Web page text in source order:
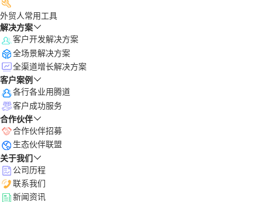
外贸人常用工具
解决方案
客户开发解决方案
全场景解决方案
全渠道增长解决方案
客户案例
各行各业用腾道
客户成功服务
合作伙伴
合作伙伴招募
生态伙伴联盟
关于我们
公司历程
联系我们
新闻资讯